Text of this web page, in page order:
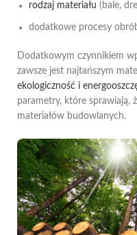
rodzaj materiału (bale,
dodatkowe procesy
Dodatkowym czynnikiem
zawsze jest najtańszym
ekologiczność i
parametry, które sprawiają,
materiałów budowlanych.